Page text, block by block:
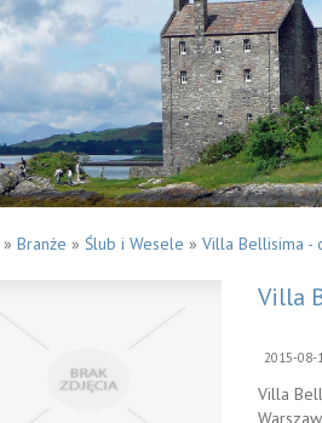
» Branże » Ślub i Wesele » Villa Bellisima -
Villa
2015-08-
Villa